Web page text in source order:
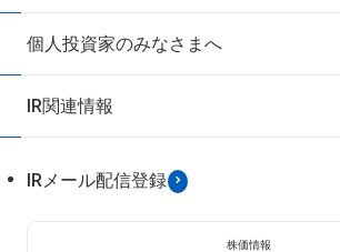
個人投資家のみなさまへ
IR関連情報
IRメール配信登録
株価情報